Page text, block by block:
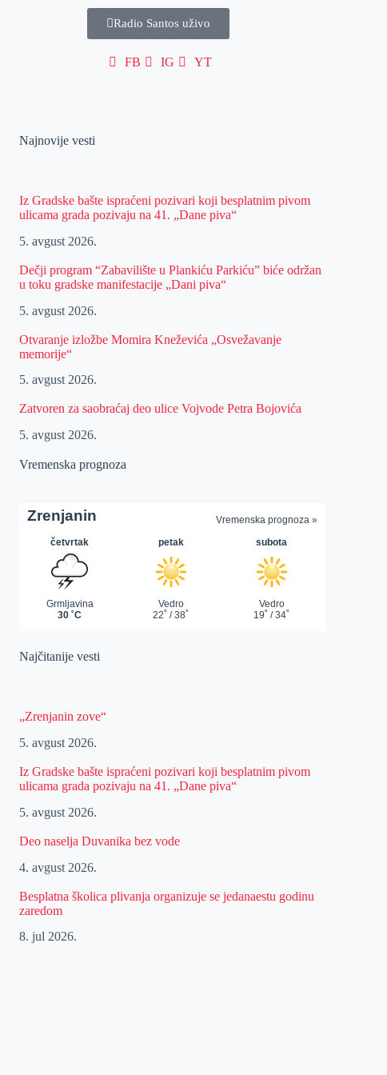
Radio Santos uživo
FB IG YT
Najnovije vesti
Iz Gradske bašte ispraćeni pozivari koji besplatnim pivom
ulicama grada pozivaju na 41. „Dane piva“
5. avgust 2026.
Dečji program “Zabavilište u Plankiću Parkiću” biće održan
u toku gradske manifestacije „Dani piva“
5. avgust 2026.
Otvaranje izložbe Momira Kneževića „Osvežavanje
memorije“
5. avgust 2026.
Zatvoren za saobraćaj deo ulice Vojvode Petra Bojovića
5. avgust 2026.
Vremenska prognoza
Najčitanije vesti
„Zrenjanin zove“
5. avgust 2026.
Iz Gradske bašte ispraćeni pozivari koji besplatnim pivom
ulicama grada pozivaju na 41. „Dane piva“
5. avgust 2026.
Deo naselja Duvanika bez vode
4. avgust 2026.
Besplatna školica plivanja organizuje se jedanaestu godinu
zaredom
8. jul 2026.